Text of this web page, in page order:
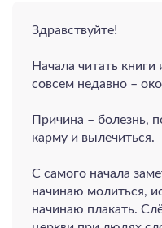
Здравствуйте!
Начала читать
совсем недавно –
Причина – болезнь,
карму и вылечиться.
С самого начала
начинаю молиться,
начинаю плакать.